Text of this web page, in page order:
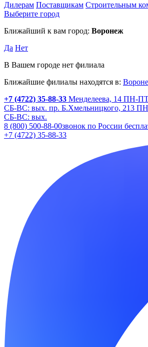
Дилерам Поставщикам Строительным
Выберите город
Ближайший к вам город: Воронеж
Да Нет
В Вашем городе нет филиала
Ближайшие филиалы находятся в:
+7 (4722) 35-88-33 Менделеева, 14 ПН-ПТ:
СБ-ВС: вых. пр. Б.Хмельницкого, 213
СБ-ВС: вых.
8 (800) 500-88-00звонок по России
+7 (4722) 35-88-33